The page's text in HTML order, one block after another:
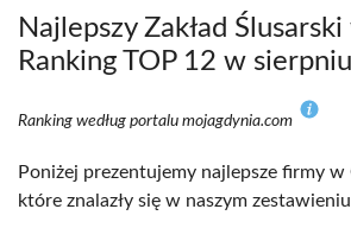
Najlepszy Zakład
Ranking TOP 12 w
Ranking według portalu mojagdynia.com
Poniżej prezentujemy najlepsze firmy
które znalazły się w naszym